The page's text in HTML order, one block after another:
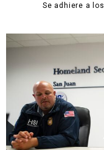
Se adhiere a